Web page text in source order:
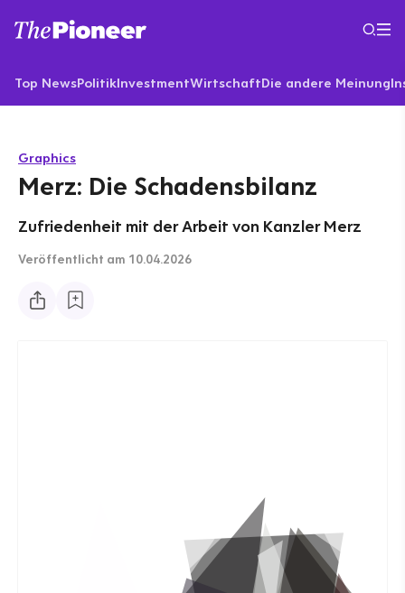
Top NewsPolitikInvestmentWirtschaftDie andere Meinung
Graphics
Merz: Die Schadensbilanz
Zufriedenheit mit der Arbeit von Kanzler Merz
Veröffentlicht am 10.04.2026